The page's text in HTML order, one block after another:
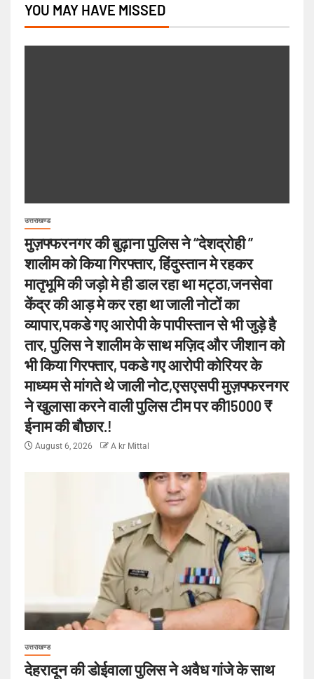
YOU MAY HAVE MISSED
उत्तराखण्ड
मुज़फ्फरनगर की बुढ़ाना पुलिस ने “देशद्रोही ”
शालीम को किया गिरफ्तार, हिंदुस्तान मे रहकर
मातृभूमि की जड़ो मे ही डाल रहा था मट्ठा,जनसेवा
केंद्र की आड़ मे कर रहा था जाली नोटों का
व्यापार,पकडे गए आरोपी के पापीस्तान से भी जुड़े है
तार, पुलिस ने शालीम के साथ मज़िद और जीशान को
भी किया गिरफ्तार, पकडे गए आरोपी कोरियर के
माध्यम से मांगते थे जाली नोट,एसएसपी मुज़फ्फरनगर
ने खुलासा करने वाली पुलिस टीम पर की15000 ₹
ईनाम की बौछार.!
August 6, 2026 A kr Mittal
उत्तराखण्ड
देहरादून की डोईवाला पुलिस ने अवैध गांजे के साथ